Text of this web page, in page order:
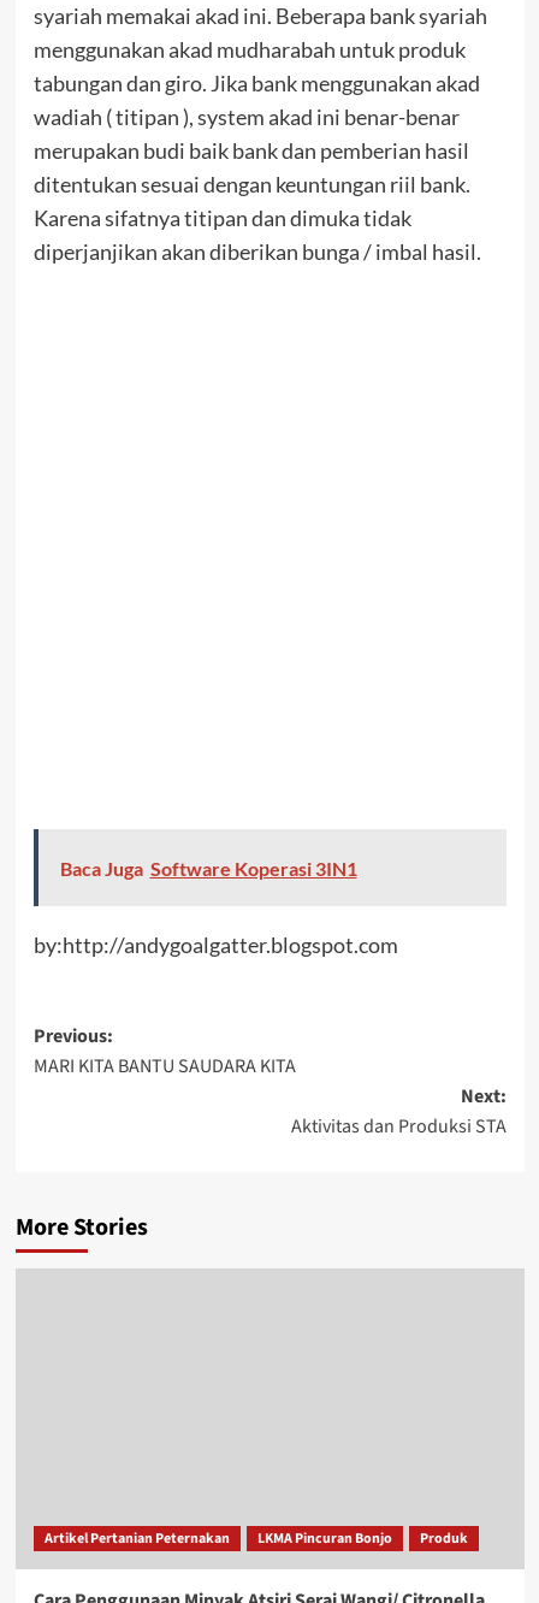
syariah memakai akad ini. Beberapa bank syariah
menggunakan akad mudharabah untuk produk
tabungan dan giro. Jika bank menggunakan akad
wadiah ( titipan ), system akad ini benar-benar
merupakan budi baik bank dan pemberian hasil
ditentukan sesuai dengan keuntungan riil bank.
Karena sifatnya titipan dan dimuka tidak
diperjanjikan akan diberikan bunga / imbal hasil.
Baca Juga Software Koperasi 3IN1
by:http://andygoalgatter.blogspot.com
Previous:
MARI KITA BANTU SAUDARA KITA
Next:
Aktivitas dan Produksi STA
More Stories
Artikel Pertanian Peternakan LKMA Pincuran Bonjo Produk